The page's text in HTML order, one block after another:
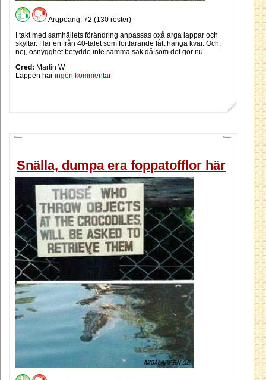
Argpoäng: 72 (130 röster)
I takt med samhällets förändring anpassas oxå arga lappar och
skyltar. Här en från 40-talet som fortfarande fått hänga kvar. Och,
nej, osnygghet betydde inte samma sak då som det gör nu...
Cred: Martin W
Lappen har ingen kommentar
Snälla, dumpa era foppatofflor här